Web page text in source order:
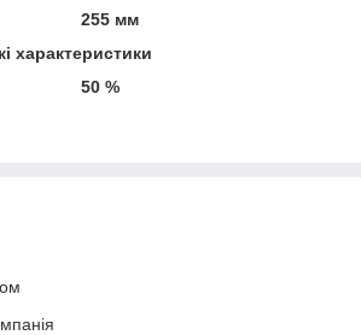
255 мм
характеристики
50 %